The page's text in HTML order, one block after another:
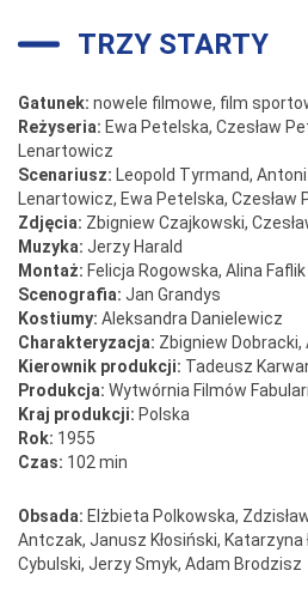
TRZY STARTY
Gatunek: nowele filmowe, film
Reżyseria: Ewa Petelska, Czesław
Lenartowicz
Scenariusz: Leopold Tyrmand,
Lenartowicz, Ewa Petelska, Czesław
Zdjęcia: Zbigniew Czajkowski,
Muzyka: Jerzy Harald
Montaż: Felicja Rogowska, Alina Faflik
Scenografia: Jan Grandys
Kostiumy: Aleksandra Danielewicz
Charakteryzacja: Zbigniew Dobracki,
Kierownik produkcji: Tadeusz
Produkcja: Wytwórnia Filmów
Kraj produkcji: Polska
Rok: 1955
Czas: 102 min
Obsada: Elżbieta Polkowska,
Antczak, Janusz Kłosiński,
Cybulski, Jerzy Smyk, Adam Brodzisz